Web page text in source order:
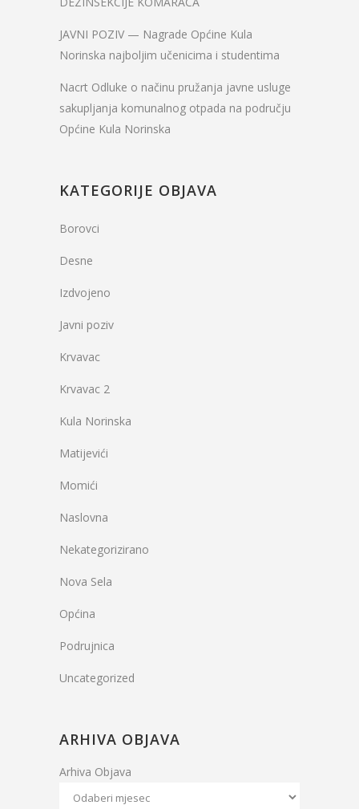
JAVNI POZIV — Nagrade Općine Kula
Norinska najboljim učenicima i studentima
Nacrt Odluke o načinu pružanja javne usluge
sakupljanja komunalnog otpada na području
Općine Kula Norinska
KATEGORIJE OBJAVA
Borovci
Desne
Izdvojeno
Javni poziv
Krvavac
Krvavac 2
Kula Norinska
Matijevići
Momići
Naslovna
Nekategorizirano
Nova Sela
Općina
Podrujnica
Uncategorized
ARHIVA OBJAVA
Arhiva Objava